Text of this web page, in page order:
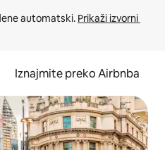
automatski. Prikaži izvorni
Iznajmite preko Airbnba